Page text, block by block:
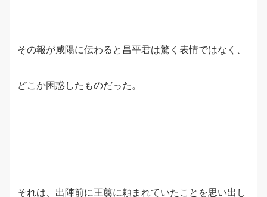
その報が咸陽に伝わると昌平君は驚く表情ではなく、
どこか困惑したものだった。
それは、出陣前に王翦に頼まれていたことを思い出し